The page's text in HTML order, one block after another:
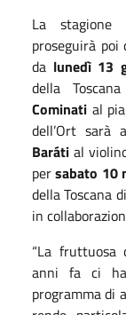
La stagione
proseguirà
da lunedì 13
della
Cominati al
dell’Ort sarà
Baráti al
persabato 10
della Toscana
in
“La fruttuosa
anni fa ci ha
programma di